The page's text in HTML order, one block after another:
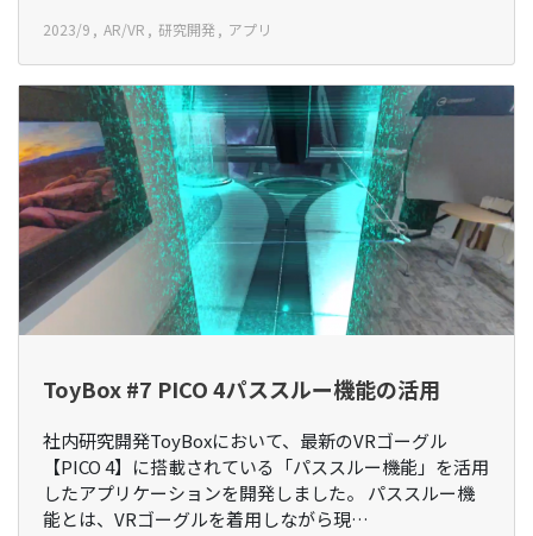
2023/9 AR/VR 研究開発 アプリ
ToyBox #7 PICO 4パススルー機能の活用
社内研究開発ToyBoxにおいて、最新のVRゴーグル
【PICO 4】に搭載されている「パススルー機能」を活用
したアプリケーションを開発しました。 パススルー機
能とは、VRゴーグルを着用しながら現…